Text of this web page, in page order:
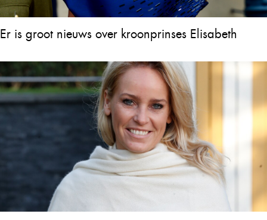
Er is groot nieuws over kroonprinses Elisabeth